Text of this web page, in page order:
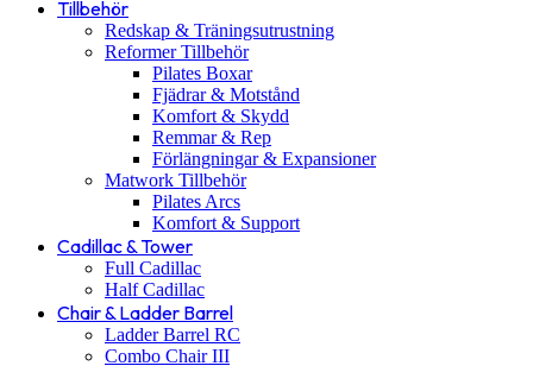
Tillbehör
Redskap & Träningsutrustning
Reformer Tillbehör
Pilates Boxar
Fjädrar & Motstånd
Komfort & Skydd
Remmar & Rep
Förlängningar & Expansioner
Matwork Tillbehör
Pilates Arcs
Komfort & Support
Cadillac & Tower
Full Cadillac
Half Cadillac
Chair & Ladder Barrel
Ladder Barrel RC
Combo Chair III